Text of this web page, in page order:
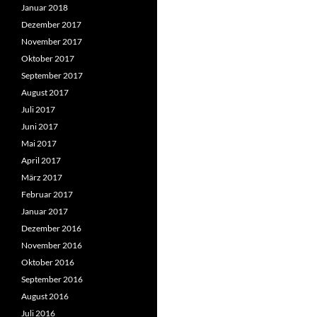
Januar 2018
Dezember 2017
November 2017
Oktober 2017
September 2017
August 2017
Juli 2017
Juni 2017
Mai 2017
April 2017
März 2017
Februar 2017
Januar 2017
Dezember 2016
November 2016
Oktober 2016
September 2016
August 2016
Juli 2016